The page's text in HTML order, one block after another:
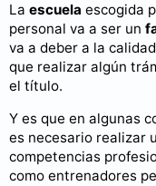
La escuela escogida
personal va a ser un
va a deber a la
que realizar algún
el título.
Y es que en algunas
es necesario realizar
competencias
como entrenadores